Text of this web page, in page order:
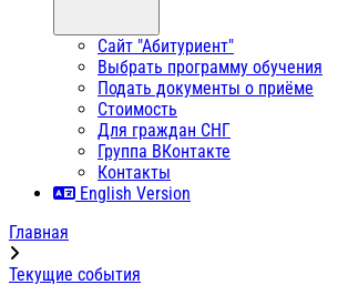
Сайт "Абитуриент"
Выбрать программу обучения
Подать документы о приёме
Стоимость
Для граждан СНГ
Группа ВКонтакте
Контакты
English Version
Главная
Текущие события